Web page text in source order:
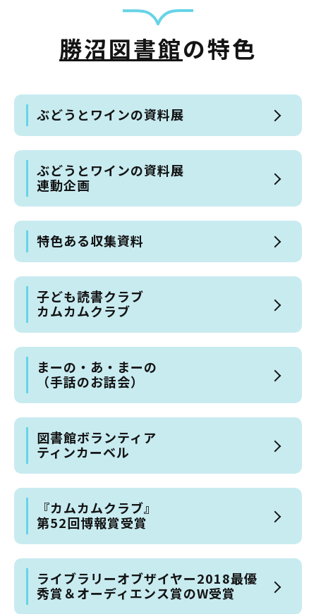
勝沼図書館の特色
ぶどうとワインの資料展
ぶどうとワインの資料展
連動企画
特色ある収集資料
子ども読書クラブ
カムカムクラブ
まーの・あ・まーの
（手話のお話会）
図書館ボランティア
ティンカーベル
『カムカムクラブ』
第52回博報賞受賞
ライブラリーオブザイヤー2018最優
秀賞＆オーディエンス賞のW受賞